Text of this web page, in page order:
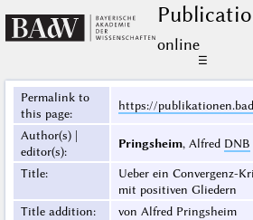
online
☰
Permalink to
this page:
https://
Author(s) |
editor(s):
Pringsheim, Alfred DNB
Title:
Ueber ein Convergenz-
mit positiven Gliedern
Title addition:
von Alfred Pringsheim